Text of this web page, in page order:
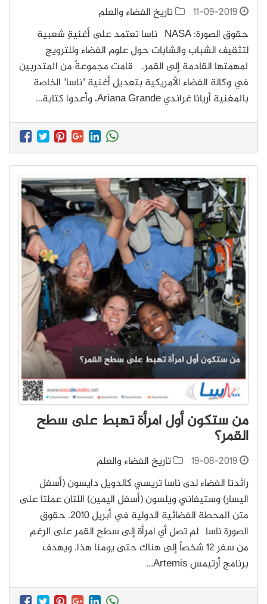
11-09-2019
تاريخ الفضاء والعلم
حقوق الصورة: NASA ناسا تعتمد على أغنيةٍ شعبية
لتثقيف الشباب والشابات حول علوم الفضاء وللترويج
لمهمتها القادمة إلى القمر. قامت مجموعةٌ من المتدربين
في وكالة الفضاء الأمريكية بتعديل أغنية "ناسا" الخاصة
بالمغنية أريانا غراندي Ariana Grande، وأعدوا كتابة…
من ستكون أول امرأة تهبط على سطح
القمر؟
19-08-2019
تاريخ الفضاء والعلم
رائدتا الفضاء لدى ناسا تريسي كالدويل دايسون (أسفل
اليسار) وستيفاني ويلسون (أسفل اليمين) اللتان عملتا على
متن المحطة الفضائية الدولية في أبريل 2010. حقوق
الصورة ناسا لم تصل أي امرأة إلى سطح القمر على الرغم
من سفر 12 شخصاً إلى هناك حتى يومنا هذا. ويهدف
برنامج أرتيمس Artemis…